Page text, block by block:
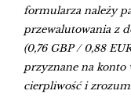
formularza należy
przewalutowania z
(0,76 GBP / 0,88
przyznane na
cierpliwość i